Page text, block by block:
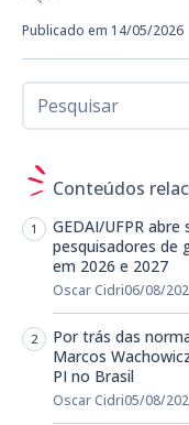
Publicado em 14/05/2026
Conteúdos
GEDAI/UFPR
pesquisadores de
em 2026 e 2027
Oscar Cidri06/08/
Por trás das
Marcos
PI no Brasil
Oscar Cidri05/08/